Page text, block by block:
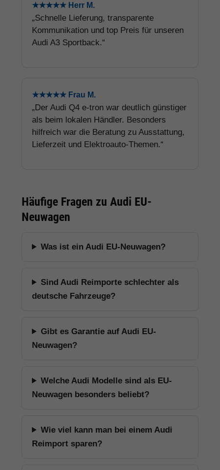
★★★★★ Herr M.
„Schnelle Lieferung, transparente
Kommunikation und top Preis für unseren
Audi A3 Sportback.“
★★★★★ Frau M.
„Der Audi Q4 e-tron war deutlich günstiger
als beim lokalen Händler. Besonders
hilfreich war die Beratung zu Ausstattung,
Lieferzeit und Elektroauto-Themen.“
Häufige Fragen zu Audi EU-
Neuwagen
Was ist ein Audi EU-Neuwagen?
Sind Audi Reimporte schlechter als
deutsche Fahrzeuge?
Gibt es Garantie auf Audi EU-
Neuwagen?
Welche Audi Modelle sind als EU-
Neuwagen besonders beliebt?
Wie viel kann man bei einem Audi
Reimport sparen?